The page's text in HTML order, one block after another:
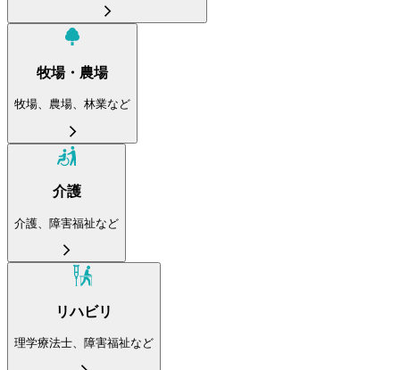
牧場・農場
牧場、農場、林業など
介護
介護、障害福祉など
リハビリ
理学療法士、障害福祉など